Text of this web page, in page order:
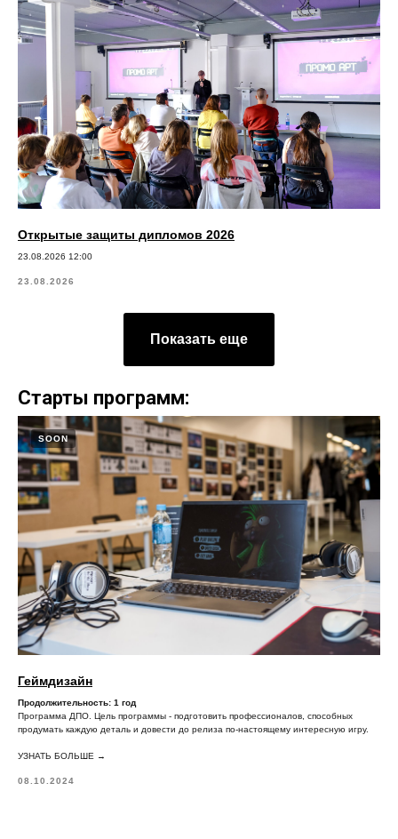
Открытые защиты дипломов 2026
23.08.2026 12:00
23.08.2026
Показать еще
Старты программ:
SOON
Геймдизайн
Продолжительность: 1 год
Программа ДПО. Цель программы - подготовить профессионалов, способных
продумать каждую деталь и довести до релиза по-настоящему интересную игру.
УЗНАТЬ БОЛЬШЕ →
08.10.2024
©2026. Все права защищены
Центр дизайна Artplay
105120, Москва, ул. Нижняя Сыромятническая,
10, стр. 4, вход 4а
АНО ВО «Универсальный Университет»
+7 (495) 640-30-14
INFO@SCREAM.SCHOOL
О школе
Программы
Работы студентов
Блог
Сотрудничество